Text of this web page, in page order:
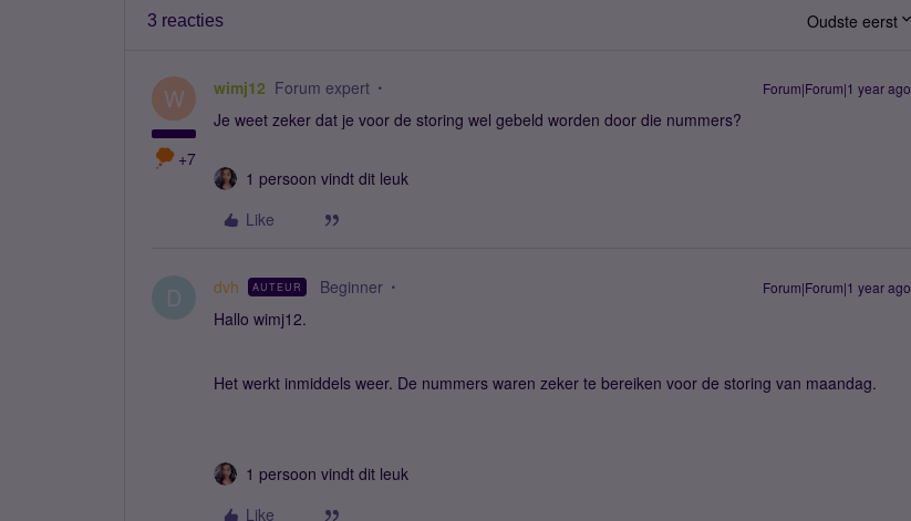
3 reacties Oudste eerst
W
+7
wimj12 Forum expert Forum|Forum|1 year ago
Je weet zeker dat je voor de storing wel gebeld worden door die nummers?
1 persoon vindt dit leuk
Like
D dvh AUTEUR Beginner Forum|Forum|1 year ago
Hallo wimj12.
Het werkt inmiddels weer. De nummers waren zeker te bereiken voor de storing van maandag.
1 persoon vindt dit leuk
Like